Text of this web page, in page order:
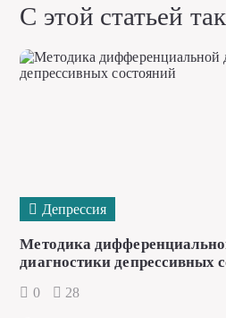
С этой статьей
Депрессия
Методика
диагностики депрессивных
0 28